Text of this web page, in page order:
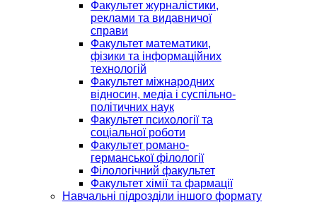
Факультет журналістики,
реклами та видавничої
справи
Факультет математики,
фізики та інформаційних
технологій
Факультет міжнародних
відносин, медіа і суспільно-
політичних наук
Факультет психології та
соціальної роботи
Факультет романо-
германської філології
Філологічний факультет
Факультет хімії та фармації
Навчальні підрозділи іншого формату